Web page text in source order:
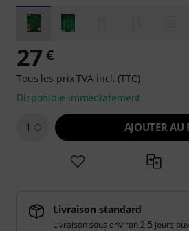
27 €
Tous les prix TVA incl. (TTC)
Disponible immédiatement
1 AJOUTER AU
Livraison standard
Livraison sous environ 2-5 jours